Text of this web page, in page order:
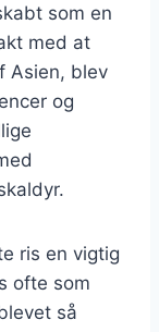
som en
med at
Asien, blev
og
ris en vigtig
ofte som
så